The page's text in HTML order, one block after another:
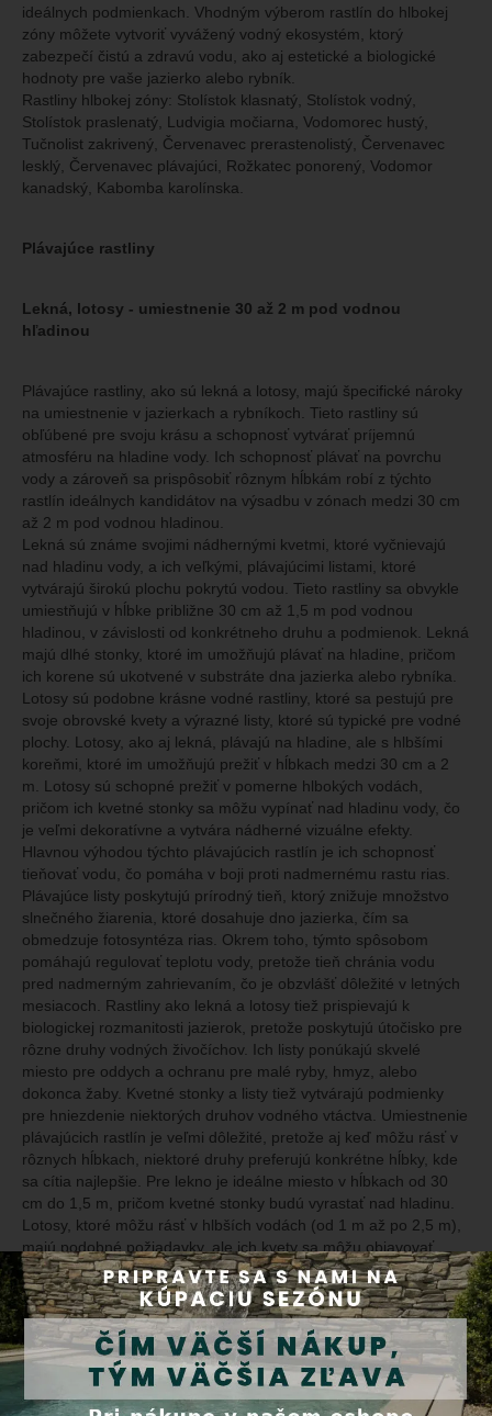
ideálnych podmienkach. Vhodným výberom rastlín do hlbokej
zóny môžete vytvoriť vyvážený vodný ekosystém, ktorý
zabezpečí čistú a zdravú vodu, ako aj estetické a biologické
hodnoty pre vaše jazierko alebo rybník.
Rastliny hlbokej zóny: Stolístok klasnatý, Stolístok vodný,
Stolístok praslenatý, Ludvigia močiarna, Vodomorec hustý,
Tučnolist zakrivený, Červenavec prerastenolistý, Červenavec
lesklý, Červenavec plávajúci, Rožkatec ponorený, Vodomor
kanadský, Kabomba karolínska.
Plávajúce rastliny
Lekná, lotosy - umiestnenie 30 až 2 m pod vodnou
hľadinou
Plávajúce rastliny, ako sú lekná a lotosy, majú špecifické nároky
na umiestnenie v jazierkach a rybníkoch. Tieto rastliny sú
obľúbené pre svoju krásu a schopnosť vytvárať príjemnú
atmosféru na hladine vody. Ich schopnosť plávať na povrchu
vody a zároveň sa prispôsobiť rôznym hĺbkám robí z týchto
rastlín ideálnych kandidátov na výsadbu v zónach medzi 30 cm
až 2 m pod vodnou hladinou.
Lekná sú známe svojimi nádhernými kvetmi, ktoré vyčnievajú
nad hladinu vody, a ich veľkými, plávajúcimi listami, ktoré
vytvárajú širokú plochu pokrytú vodou. Tieto rastliny sa obvykle
umiestňujú v hĺbke približne 30 cm až 1,5 m pod vodnou
hladinou, v závislosti od konkrétneho druhu a podmienok. Lekná
majú dlhé stonky, ktoré im umožňujú plávať na hladine, pričom
ich korene sú ukotvené v substráte dna jazierka alebo rybníka.
Lotosy sú podobne krásne vodné rastliny, ktoré sa pestujú pre
svoje obrovské kvety a výrazné listy, ktoré sú typické pre vodné
plochy. Lotosy, ako aj lekná, plávajú na hladine, ale s hlbšími
koreňmi, ktoré im umožňujú prežiť v hĺbkach medzi 30 cm a 2
m. Lotosy sú schopné prežiť v pomerne hlbokých vodách,
pričom ich kvetné stonky sa môžu vypínať nad hladinu vody, čo
je veľmi dekoratívne a vytvára nádherné vizuálne efekty.
Hlavnou výhodou týchto plávajúcich rastlín je ich schopnosť
tieňovať vodu, čo pomáha v boji proti nadmernému rastu rias.
Plávajúce listy poskytujú prírodný tieň, ktorý znižuje množstvo
slnečného žiarenia, ktoré dosahuje dno jazierka, čím sa
obmedzuje fotosyntéza rias. Okrem toho, týmto spôsobom
pomáhajú regulovať teplotu vody, pretože tieň chránia vodu
pred nadmerným zahrievaním, čo je obzvlášť dôležité v letných
mesiacoch. Rastliny ako lekná a lotosy tiež prispievajú k
biologickej rozmanitosti jazierok, pretože poskytujú útočisko pre
rôzne druhy vodných živočíchov. Ich listy ponúkajú skvelé
miesto pre oddych a ochranu pre malé ryby, hmyz, alebo
dokonca žaby. Kvetné stonky a listy tiež vytvárajú podmienky
pre hniezdenie niektorých druhov vodného vtáctva. Umiestnenie
plávajúcich rastlín je veľmi dôležité, pretože aj keď môžu rásť v
rôznych hĺbkach, niektoré druhy preferujú konkrétne hĺbky, kde
sa cítia najlepšie. Pre lekno je ideálne miesto v hĺbkach od 30
cm do 1,5 m, pričom kvetné stonky budú vyrastať nad hladinu.
Lotosy, ktoré môžu rásť v hlbších vodách (od 1 m až po 2,5 m),
majú podobné požiadavky, ale ich kvety sa môžu objavovať
vyššie nad hladinou, čo im umožňuje dosiahnuť pôsobivý vzhľad
aj v hlbších jazierkach. Z hľadiska údržby je dôležité zabezpečiť,
aby mali plávajúce rastliny dostatočný priestor na rast a rozvoj.
Keďže tieto rastliny majú tendenciu rásť veľmi rýchlo, v prípade
potreby je dobré pravidelne orezávať prebytočné listy a kvety,
aby sa zabránilo preplneniu vodnej plochy. Takto zabezpečíte,
že vaša nádrž alebo jazierko bude stále vyvážené, zdravé a